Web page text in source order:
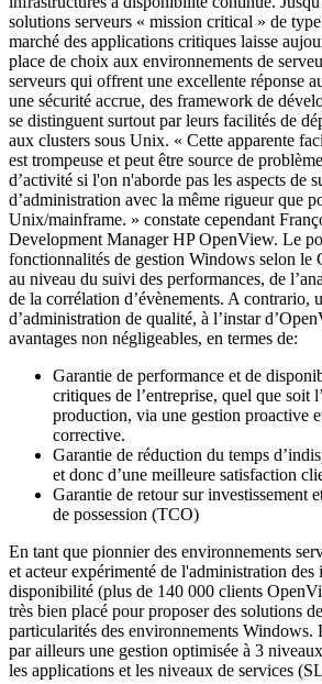
solutions serveurs « mission critical » de
marché des applications critiques laisse
place de choix aux environnements de
serveurs qui offrent une excellente réponse
une sécurité accrue, des framework de
se distinguent surtout par leurs facilités de
aux clusters sous Unix. « Cette apparente
est trompeuse et peut être source de
d’activité si l'on n'aborde pas les aspects de
d’administration avec la même rigueur que
Unix/mainframe. » constate cependant
Development Manager HP OpenView. Le
fonctionnalités de gestion Windows selon le
au niveau du suivi des performances, de
de la corrélation d’évènements. A contrario,
d’administration de qualité, à l’instar
avantages non négligeables, en termes de:
Garantie de performance et de
critiques de l’entreprise, quel que soit
production, via une gestion proactive
corrective.
Garantie de réduction du temps
et donc d’une meilleure satisfaction
Garantie de retour sur investissement
de possession (TCO)
En tant que pionnier des environnements
et acteur expérimenté de l'administration des
disponibilité (plus de 140 000 clients
très bien placé pour proposer des solutions
particularités des environnements Windows.
par ailleurs une gestion optimisée à 3
les applications et les niveaux de services